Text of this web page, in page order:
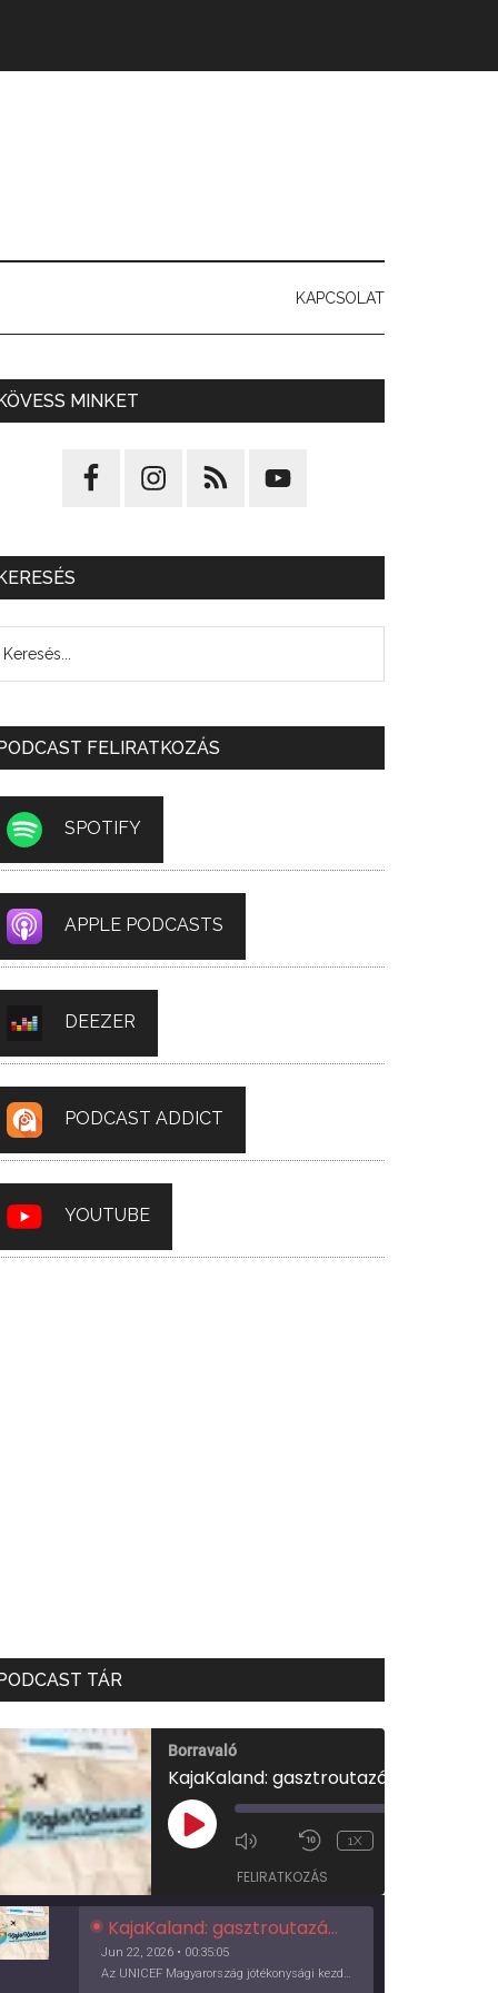
KAPCSOLAT
MINKET
FELIRATKOZÁS
SPOTIFY
APPLE PODCASTS
DEEZER
PODCAST ADDICT
YOUTUBE
TÁR
Borravaló
PLAY
EPISODE
1X
FELIRATKOZÁS
KajaKaland: gasztroutazás a föld körül
Jun 22, 2026 • 00:35:05
Az UNICEF Magyarország jótékonysági kezdeményezése izgalmas, egész éves világkörüli ízutazásra hív, igazi családi program és gasztroedukáció, illetve segítség a rászorulóknak is egyben.